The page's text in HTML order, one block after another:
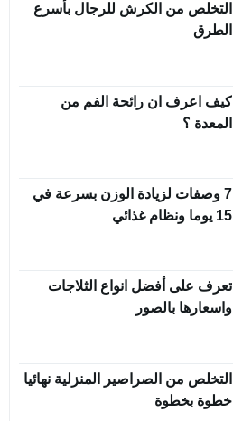
التخلص من الكرش للرجال بأسرع
الطرق
كيف اعرف ان رائحة الفم من
المعدة ؟
7 وصفات لزيادة الوزن بسرعة في
15 يوما ونظام غذائي
تعرف على أفضل انواع الثلاجات
واسعارها بالصور
التخلص من الصراصير المنزلية نهائيا
خطوة بخطوة